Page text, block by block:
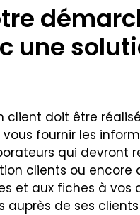
une
client doit être
fournir les
qui devront
clients ou
aux fiches à vos
de ses clients